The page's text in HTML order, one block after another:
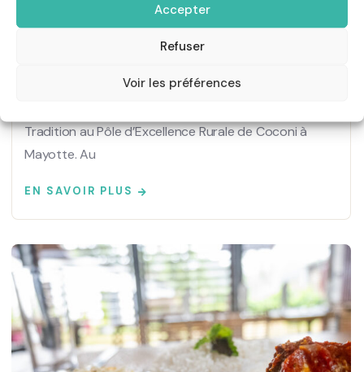
Accepter
Refuser
Voir les préférences
Une Fusion d’Innovation et de
Tradition au Pôle d’Excellence Rurale
de Coconi à Mayotte
Tradition au Pôle d’Excellence Rurale de Coconi à
Mayotte. Au
EN SAVOIR PLUS